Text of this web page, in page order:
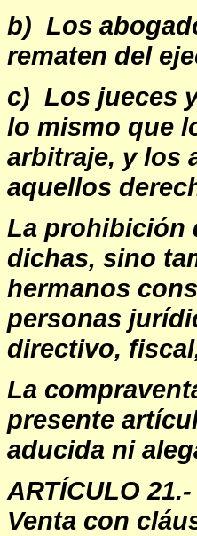
b) Los
rematen del
c) Los jueces
lo mismo que
arbitraje, y los
aquellos
La prohibición
dichas, sino
hermanos
personas
directivo,
La
presente
aducida ni
ARTÍCULO 21.-
Venta con